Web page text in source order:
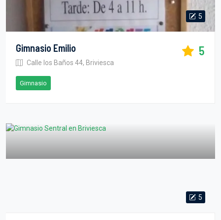
5
Gimnasio Emilio
Calle los Baños 44, Briviesca
5
Gimnasio
5